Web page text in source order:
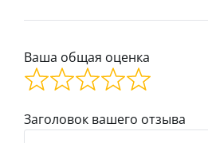
Ваша общая оценка
Заголовок вашего отзыва